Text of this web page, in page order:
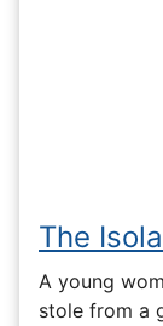
The
A young
stole from a